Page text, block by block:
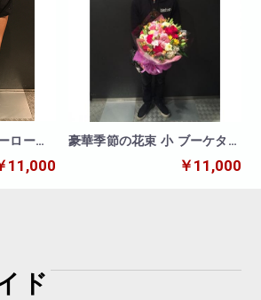
ローズ
11,000
豪華季節の花束 小 ブーケタイ
￥11,000
ド